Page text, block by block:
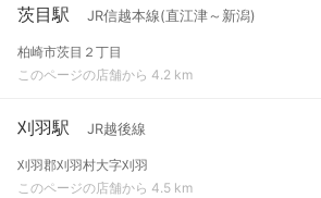
茨目駅 JR信越本線(直江津～新潟)
柏崎市茨目２丁目
このページの店舗から 4.2 km
刈羽駅 JR越後線
刈羽郡刈羽村大字刈羽
このページの店舗から 4.5 km